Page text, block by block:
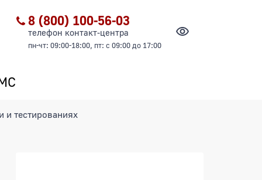
8 (800) 100-56-03
телефон контакт-центра
пн-чт: 09:00-18:00, пт: с 09:00 до 17:00
и тестированиях